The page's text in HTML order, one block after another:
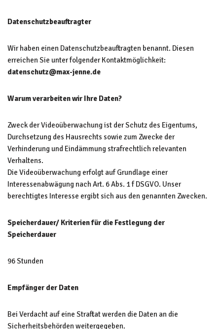
Datenschutzbeauftragter
Wir haben einen Datenschutzbeauftragten benannt. Diesen
erreichen Sie unter folgender Kontaktmöglichkeit:
datenschutz@max-jenne.de
Warum verarbeiten wir Ihre Daten?
Zweck der Videoüberwachung ist der Schutz des Eigentums,
Durchsetzung des Hausrechts sowie zum Zwecke der
Verhinderung und Eindämmung strafrechtlich relevanten
Verhaltens.
Die Videoüberwachung erfolgt auf Grundlage einer
Interessenabwägung nach Art. 6 Abs. 1 f DSGVO. Unser
berechtigtes Interesse ergibt sich aus den genannten Zwecken.
Speicherdauer/ Kriterien für die Festlegung der
Speicherdauer
96 Stunden
Empfänger der Daten
Bei Verdacht auf eine Straftat werden die Daten an die
Sicherheitsbehörden weitergegeben.